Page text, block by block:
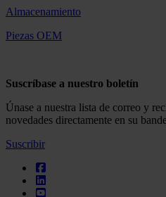
Almacenamiento
Piezas OEM
Suscríbase a nuestro boletín
Únase a nuestra lista de correo y
novedades directamente en su
Suscribir